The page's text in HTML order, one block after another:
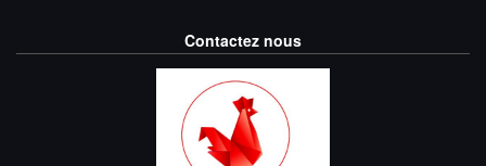
Contactez nous